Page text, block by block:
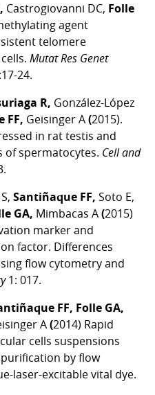
Castrogiovanni DC, Folle
agent
telomere
Mutat Res Genet
24.
R, González-López
FF, Geisinger A(2015).
in rat testis and
of spermatocytes. Cell and
Santiñaque FF, Soto E,
GA, Mimbacas A(2015)
marker and
factor. Differences
flow cytometry and
1: 017.
FF, Folle GA,
A(2014) Rapid
cells suspensions
by flow
laser-excitable vital dye.